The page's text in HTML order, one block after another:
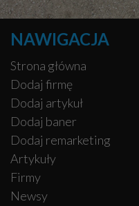
NAWIGACJA
Strona główna
Dodaj firmę
Dodaj artykuł
Dodaj baner
Dodaj remarketing
Artykuły
Firmy
Newsy